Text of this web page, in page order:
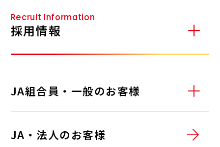
Recruit Information
採用情報
JA組合員・一般のお客様
サービスステーション
02
JA・法人のお客様